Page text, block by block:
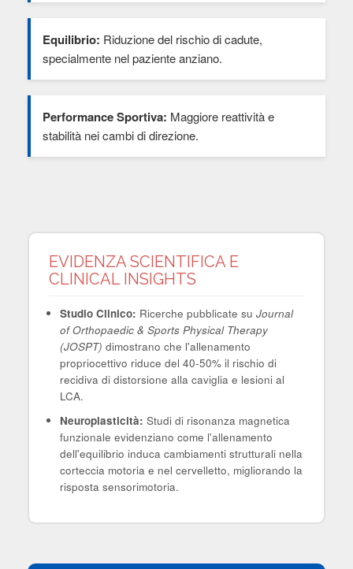
Equilibrio: Riduzione del rischio di cadute,
specialmente nel paziente anziano.
Performance Sportiva: Maggiore reattività e
stabilità nei cambi di direzione.
EVIDENZA SCIENTIFICA E
CLINICAL INSIGHTS
Studio Clinico: Ricerche pubblicate su Journal
of Orthopaedic & Sports Physical Therapy
(JOSPT) dimostrano che l'allenamento
propriocettivo riduce del 40-50% il rischio di
recidiva di distorsione alla caviglia e lesioni al
LCA.
Neuroplasticità: Studi di risonanza magnetica
funzionale evidenziano come l'allenamento
dell'equilibrio induca cambiamenti strutturali nella
corteccia motoria e nel cervelletto, migliorando la
risposta sensorimotoria.